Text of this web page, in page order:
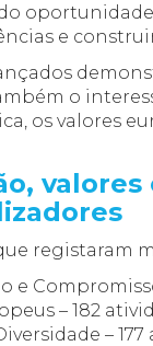
e
o
os valores
registaram
e
– 182
– 177